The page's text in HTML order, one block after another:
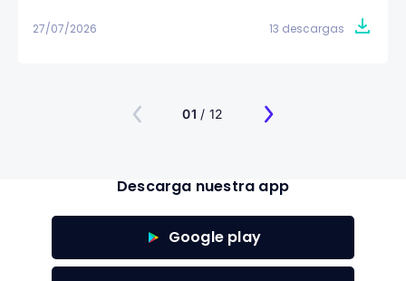
VP de Talento Humano en Emtelco, sobre el papel del
27/07/2026 13 descargas
01 / 12
Descarga nuestra app
Google play